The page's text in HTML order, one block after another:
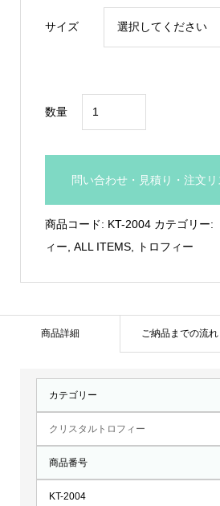
サイズ
数量
リ
座
ー：
個
問い合わせ・見積り・注文
商品コード: KT-2004 カテゴリー:
ィー ALL ITEMS, トロフィー
商品詳細 ご納品までの流れ
カテゴリー
クリスタルトロフィー
商品番号
KT-2004